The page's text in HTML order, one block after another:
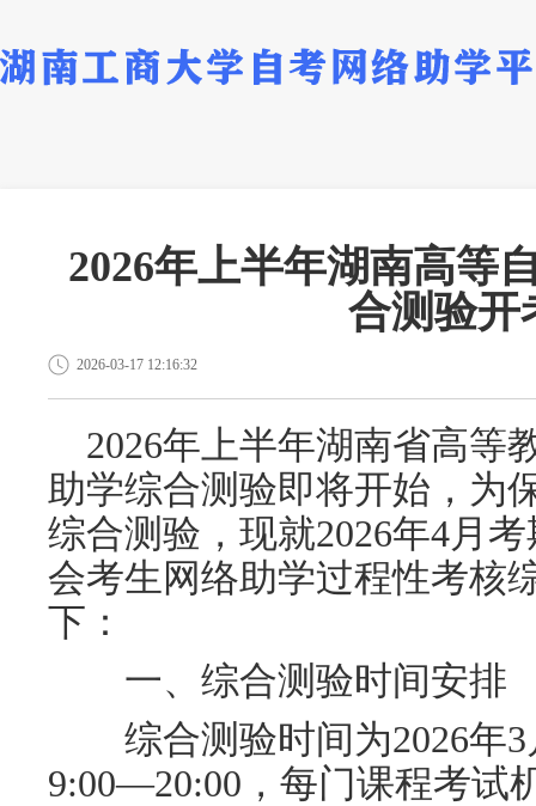
2026年上半年湖南高等
合测验开
2026-03-17 12:16:32
2026年上半年湖南省高等
助学综合测验即将开始，为
综合测验，现就2026年4月
会考生网络助学过程性考核
下：
一、综合测验时间安排
综合测验时间为2026年3
9:00—20:00，每门课程考试